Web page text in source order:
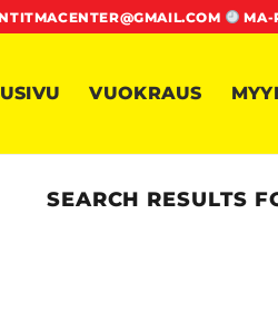
MA-
VUOKRAUS
SEARCH RESULTS